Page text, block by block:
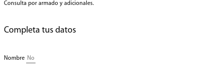
Consulta por armado y adicionales.
Completa tus datos
Nombre